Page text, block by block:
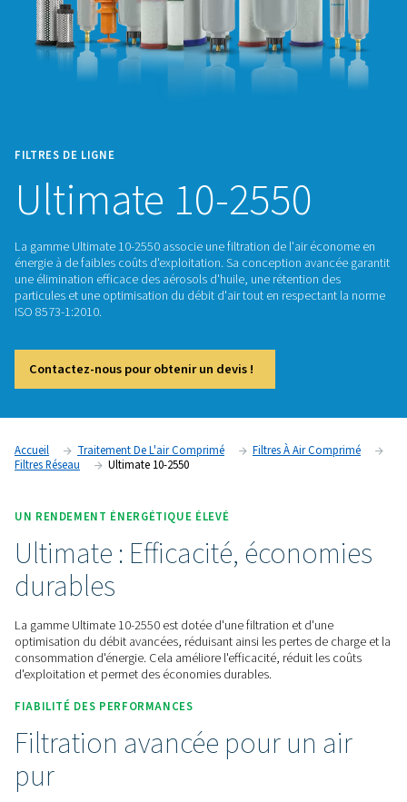
FILTRES DE LIGNE
Ultimate 10-2550
La gamme Ultimate 10-2550 associe une filtration de l'air
énergie à de faibles coûts d'exploitation. Sa conception
particules et une optimisation du débit d'air tout en
ISO 8573-1:2010.
Contactez-nous pour obtenir un devis !
Accueil Traitement De L'air Comprimé
Filtres À Air
Filtres Réseau
Ultimate 10-2550
UN RENDEMENT ÉNERGÉTIQUE ÉLEVÉ
Ultimate : Efficacité,